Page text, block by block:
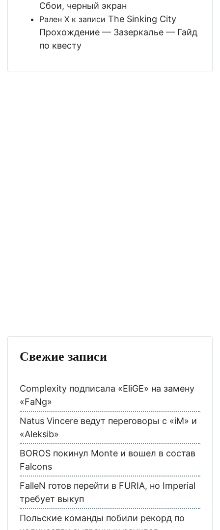
Сбои, черный экран
Рален Х к записи The Sinking City
Прохождение — Зазеркалье — Гайд
по квесту
Свежие записи
Complexity подписала «EliGE» на замену
«FaNg»
Natus Vincere ведут переговоры с «iM» и
«Aleksib»
BOROS покинул Monte и вошел в состав
Falcons
FalleN готов перейти в FURIA, но Imperial
требует выкуп
Польские команды побили рекорд по